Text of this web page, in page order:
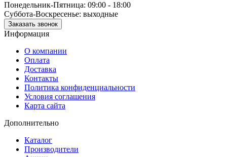
Понедельник-Пятница: 09:00 - 18:00
Суббота-Воскресенье: выходные
Заказать звонок
Информация
О компании
Оплата
Доставка
Контакты
Политика конфиденциальности
Условия соглашения
Карта сайта
Дополнительно
Каталог
Производители